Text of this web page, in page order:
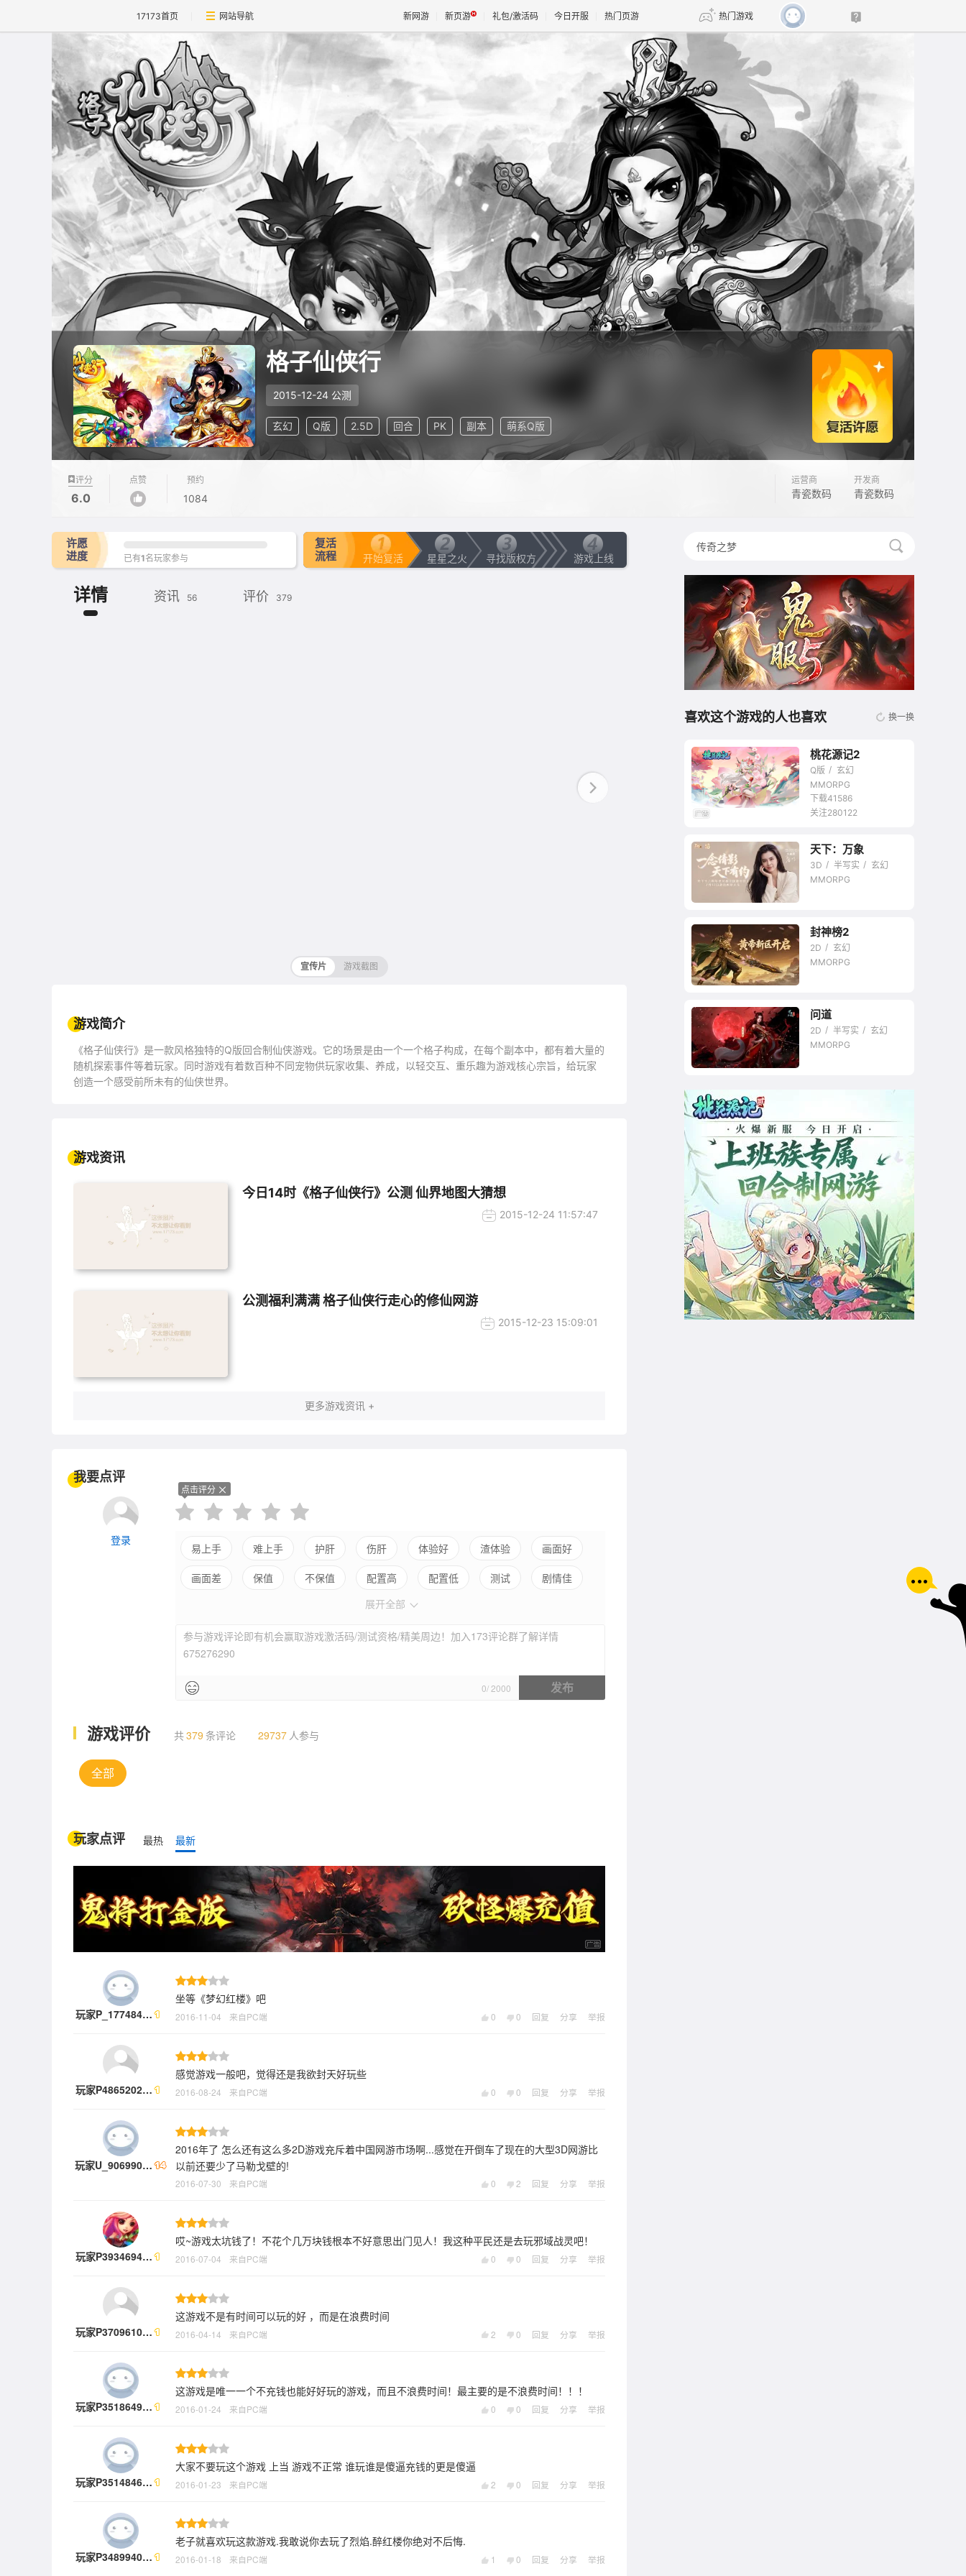
17173首页 网站导航 新网游 新页游 礼包/激活码 今日开服 热门页游 热门游戏
魔兽 DNF
天堂 剑网3旗舰版 新天龙八部
王权与自由 诛仙世界 新仙侠5
格子仙侠行
2015-12-24 公测
玄幻 Q版 2.5D 回合 PK 副本 萌系Q版
评分
6.0
点赞 预约
1084
运营商
青瓷数码
开发商
青瓷数码
许愿
进度
已有1名玩家参与
复活
流程
开始复活 星星之火 寻找版权方 游戏上线
详情 资讯 56 评价 379
宣传片 游戏截图
游戏简介
《格子仙侠行》是一款风格独特的Q版回合制仙侠游戏。它的场景是由一个一个格子构成，在每个副本中，都有着大量的
随机探索事件等着玩家。同时游戏有着数百种不同宠物供玩家收集、养成，以轻交互、重乐趣为游戏核心宗旨，给玩家
创造一个感受前所未有的仙侠世界。
游戏资讯
今日14时《格子仙侠行》公测 仙界地图大猜想
2015-12-24 11:57:47
公测福利满满 格子仙侠行走心的修仙网游
2015-12-23 15:09:01
更多游戏资讯 +
我要点评
登录
点击评分
易上手 难上手 护肝 伤肝 体验好 渣体验 画面好
画面差 保值 不保值 配置高 配置低 测试 剧情佳
平衡佳
低自由
展开全部
参与游戏评论即有机会赢取游戏激活码/测试资格/精美周边！加入173评论群了解详情
675276290
0/ 2000 发布
游戏评价 共379 条评论 29737 人参与
全部
玩家点评 最热 最新
玩家P_177484…
坐等《梦幻红楼》吧
2016-11-04 来自PC端 0 0 回复 分享 举报
玩家P4865202…
感觉游戏一般吧，觉得还是我欲封天好玩些
2016-08-24 来自PC端 0 0 回复 分享 举报
玩家U_906990…
2016年了 怎么还有这么多2D游戏充斥着中国网游市场啊...感觉在开倒车了现在的大型3D网游比
以前还要少了马勒戈壁的!
2016-07-30 来自PC端 0 2 回复 分享 举报
玩家P3934694…
哎~游戏太坑钱了！不花个几万块钱根本不好意思出门见人！我这种平民还是去玩邪域战灵吧！
2016-07-04 来自PC端 0 0 回复 分享 举报
玩家P3709610…
这游戏不是有时间可以玩的好 ，而是在浪费时间
2016-04-14 来自PC端 2 0 回复 分享 举报
玩家P3518649…
这游戏是唯一一个不充钱也能好好玩的游戏，而且不浪费时间！最主要的是不浪费时间！！！
2016-01-24 来自PC端 0 0 回复 分享 举报
玩家P3514846…
大家不要玩这个游戏 上当 游戏不正常 谁玩谁是傻逼充钱的更是傻逼
2016-01-23 来自PC端 2 0 回复 分享 举报
玩家P3489940…
老子就喜欢玩这款游戏.我敢说你去玩了烈焰.醉红楼你绝对不后悔.
2016-01-18 来自PC端 1 0 回复 分享 举报
喜欢这个游戏的人也喜欢 换一换
网游
桃花源记2
Q版
玄幻
MMORPG
下载41586
关注280122
个性成长方式全模式
网游
天下：万象
3D 半写实
玄幻
MMORPG
封神榜2
2D
玄幻
MMORPG
最经典回合网游始主
之一
问道
2D 半写实
玄幻
MMORPG